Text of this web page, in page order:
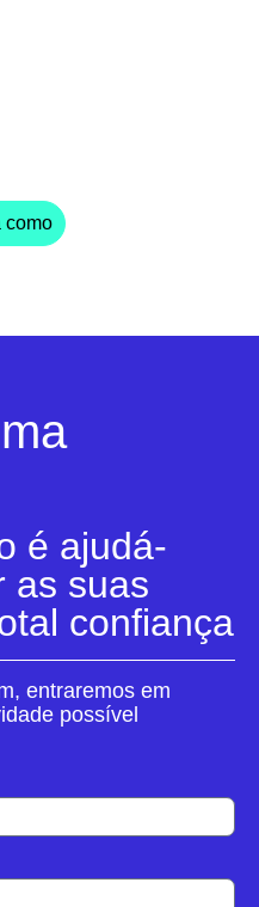
como
é ajudá-
as suas
confiança
entraremos em
possível